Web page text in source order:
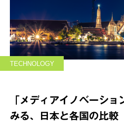
TECHNOLOGY
「メディアイノベーシ
みる、日本と各国の比較